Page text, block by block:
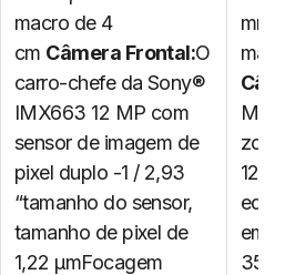
macro de 4
cm Câmera Frontal:O
carro-chefe da Sony®
IMX663 12 MP com
sensor de imagem de
pixel duplo -1 / 2,93
“tamanho do sensor,
tamanho de pixel de
1,22 µmFocagem
em
35